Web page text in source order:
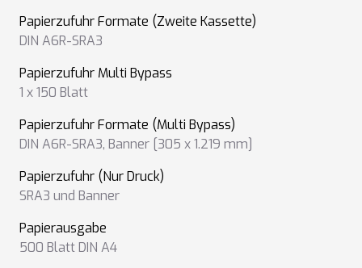
Papierzufuhr Formate (Zweite Kassette)
DIN A6R-SRA3
Papierzufuhr Multi Bypass
1 x 150 Blatt
Papierzufuhr Formate (Multi Bypass)
DIN A6R-SRA3, Banner [305 x 1.219 mm]
Papierzufuhr (Nur Druck)
SRA3 und Banner
Papierausgabe
500 Blatt DIN A4